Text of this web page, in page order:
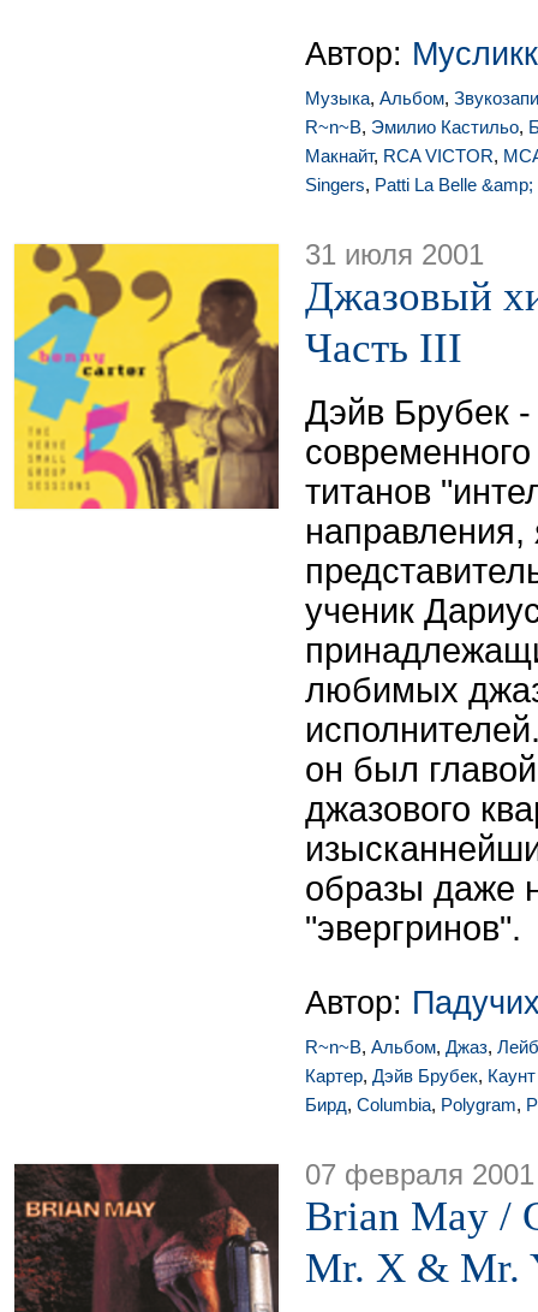
Автор:
Музыка, Альбом,
R~n~B, Эмилио Кастильо,
Макнайт, RCA VICTOR,
Singers, Patti La Belle
31 июля 2001
Джазовый
Часть III
Дэйв Брубек
титанов
ученик
любимых
он был
джазового
образы даже
"эвергринов".
Автор:
R~n~B, Альбом, Джаз,
Картер, Дэйв Брубек,
Бирд, Columbia, Polygram,
07 февраля 2001
Brian May /
Mr. X & Mr.